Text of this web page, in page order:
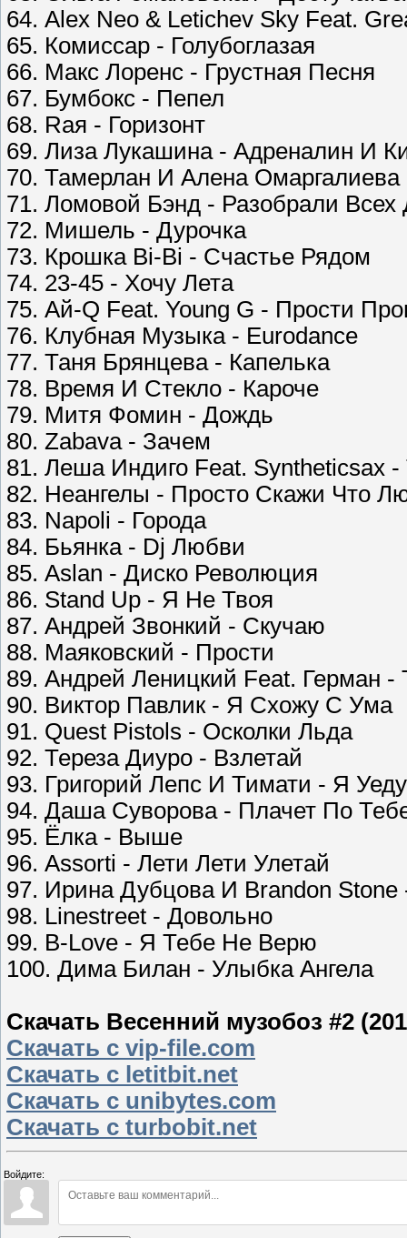
64. Alex Neo & Letichev Sky Feat.
65. Комиссар - Голубоглазая
66. Макс Лоренс - Грустная Песня
67. Бумбокс - Пепел
68. Raя - Горизонт
69. Лиза Лукашина - Адреналин И
70. Тамерлан И Алена Омаргалиева
71. Ломовой Бэнд - Разобрали Всех
72. Мишель - Дурочка
73. Крошка Bi-Bi - Счастье Рядом
74. 23-45 - Хочу Лета
75. Ай-Q Feat. Young G - Прости
76. Клубная Музыка - Eurodance
77. Таня Брянцева - Капелька
78. Время И Стекло - Кароче
79. Митя Фомин - Дождь
80. Zabava - Зачем
81. Леша Индиго Feat. Syntheticsax -
82. Неангелы - Просто Скажи Что
83. Napoli - Города
84. Бьянка - Dj Любви
85. Aslan - Диско Революция
86. Stand Up - Я Не Твоя
87. Андрей Звонкий - Скучаю
88. Маяковский - Прости
89. Андрей Леницкий Feat. Герман -
90. Виктор Павлик - Я Схожу С Ума
91. Quest Pistols - Осколки Льда
92. Тереза Диуро - Взлетай
93. Григорий Лепс И Тимати - Я
94. Даша Суворова - Плачет По
95. Ёлка - Выше
96. Assorti - Лети Лети Улетай
97. Ирина Дубцова И Brandon Stone
98. Linestreet - Довольно
99. B-Love - Я Тебе Не Верю
100. Дима Билан - Улыбка Ангела
Скачать Весенний музобоз #2
Скачать с vip-file.com
Скачать с letitbit.net
Скачать с unibytes.com
Скачать с turbobit.net
Войдите: